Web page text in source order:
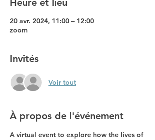
Heure et lieu
20 avr. 2024, 11:00 – 12:00
zoom
Invités
Voir tout
À propos de l'événement
A virtual event to explore how the lives of